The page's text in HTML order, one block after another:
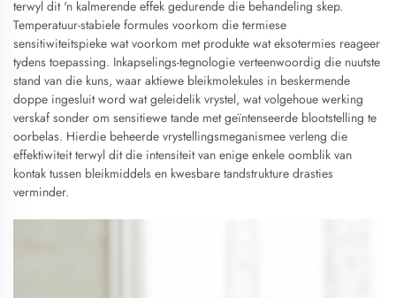
terwyl dit 'n kalmerende effek gedurende die behandeling skep.
Temperatuur-stabiele formules voorkom die termiese
sensitiwiteitspieke wat voorkom met produkte wat eksotermies reageer
tydens toepassing. Inkapselings-tegnologie verteenwoordig die nuutste
stand van die kuns, waar aktiewe bleikmolekules in beskermende
doppe ingesluit word wat geleidelik vrystel, wat volgehoue werking
verskaf sonder om sensitiewe tande met geïntenseerde blootstelling te
oorbelas. Hierdie beheerde vrystellingsmeganismee verleng die
effektiwiteit terwyl dit die intensiteit van enige enkele oomblik van
kontak tussen bleikmiddels en kwesbare tandstrukture drasties
verminder.